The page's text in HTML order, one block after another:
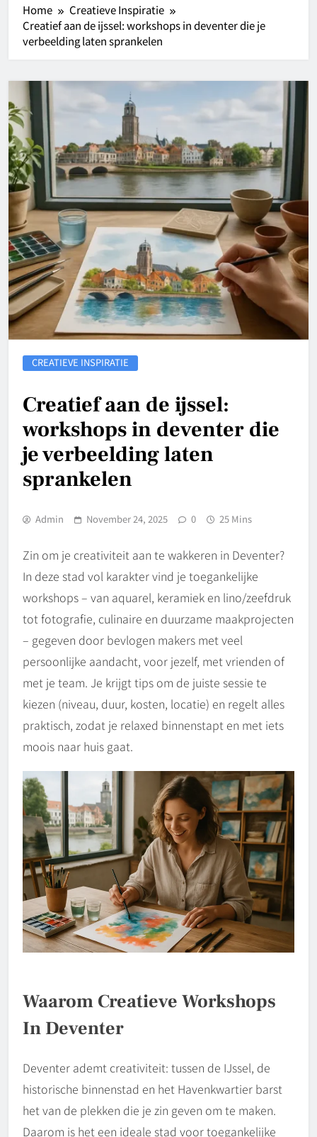
Home
Creatieve Inspiratie
Creatief aan de ijssel: workshops in deventer die je
verbeelding laten sprankelen
CREATIEVE INSPIRATIE
Creatief aan de ijssel:
workshops in deventer die
je verbeelding laten
sprankelen
Admin November 24, 2025 0 25 Mins
Zin om je creativiteit aan te wakkeren in Deventer?
In deze stad vol karakter vind je toegankelijke
workshops – van aquarel, keramiek en lino/zeefdruk
tot fotografie, culinaire en duurzame maakprojecten
– gegeven door bevlogen makers met veel
persoonlijke aandacht, voor jezelf, met vrienden of
met je team. Je krijgt tips om de juiste sessie te
kiezen (niveau, duur, kosten, locatie) en regelt alles
praktisch, zodat je relaxed binnenstapt en met iets
moois naar huis gaat.
Waarom Creatieve Workshops
In Deventer
Deventer ademt creativiteit: tussen de IJssel, de
historische binnenstad en het Havenkwartier barst
het van de plekken die je zin geven om te maken.
Daarom is het een ideale stad voor toegankelijke